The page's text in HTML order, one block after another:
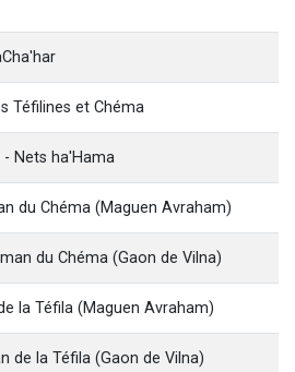
2 personnes viennent de nous rejoindre sur WhatsApp
musiques dans Torah-Box Music
Téfilines et Chéma
- Nets ha'Hama
du Chéma (Maguen Avraham)
du Chéma (Gaon de Vilna)
la Téfila (Maguen Avraham)
de la Téfila (Gaon de Vilna)